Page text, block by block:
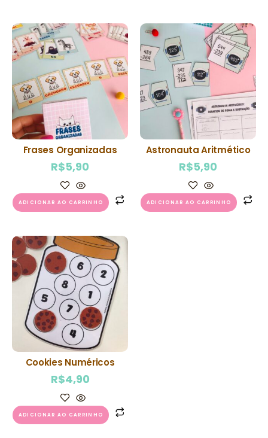
Frases Organizadas
R$5,90
ADICIONAR AO CARRINHO
Astronauta Aritmético
R$5,90
ADICIONAR AO CARRINHO
Cookies Numéricos
R$4,90
ADICIONAR AO CARRINHO